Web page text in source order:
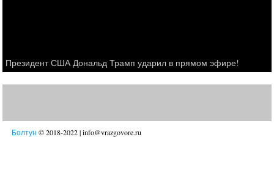
Президент США Дональд Трамп ударил в прямом эфире!
Болтун © 2018-2022 | info@vrazgovore.ru